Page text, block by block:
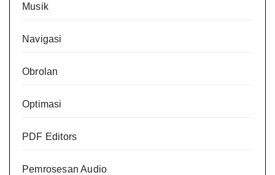
Musik
Navigasi
Obrolan
Optimasi
PDF Editors
Pemrosesan Audio